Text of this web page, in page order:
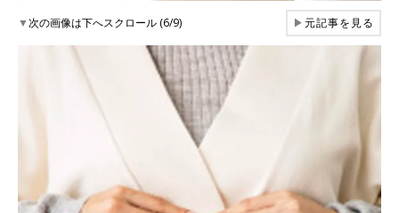
▼次の画像は下へスクロール (6/9) ▶元記事を見る